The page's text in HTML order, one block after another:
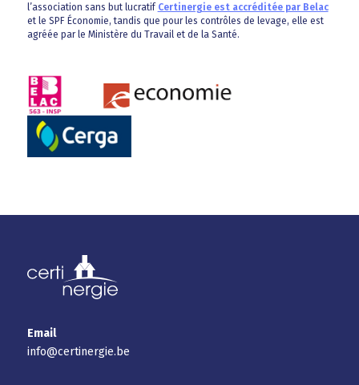
l’association sans but lucratif Certinergie est accréditée par Belac
et le SPF Économie, tandis que pour les contrôles de levage, elle est
agréée par le Ministère du Travail et de la Santé.
Email
info@certinergie.be